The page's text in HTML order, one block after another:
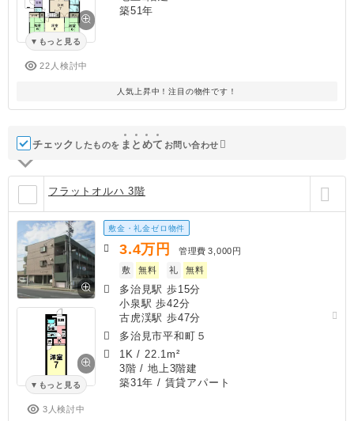
もっと見る
22人検討中
築51年
人気上昇中！注目の物件です！
チェック したものを ま と めて お問い合わせ
フラットオルハ 3階
もっと見る
3人検討中
敷金・礼金ゼロ物件
3.4万円 管理費 3,000円
敷
無料 礼 無料
多治見駅 歩15分
小泉駅 歩42分
古虎渓駅 歩47分
多治見市平和町５
1K / 22.1m²
3階 / 地上3階建
築31年 / 賃貸アパート